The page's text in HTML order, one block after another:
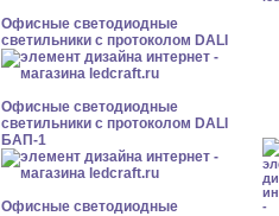
Офисные светодиодные
светильники с протоколом DALI
Офисные светодиодные
светильники с протоколом DALI
БАП-1
Офисные светодиодные